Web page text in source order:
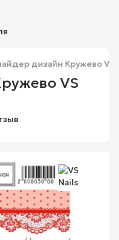
дизайн Кружево VS
VS